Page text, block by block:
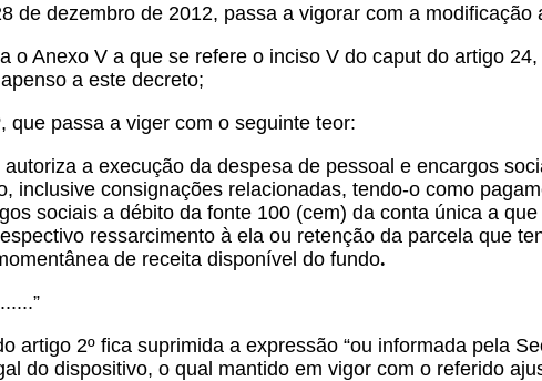
de dezembro de 2012, passa a vigorar com a modificação
o Anexo V a que se refere o inciso V do caput do artigo
a este decreto;
que passa a viger com o seguinte teor:
autoriza a execução da despesa de pessoal e encargos
inclusive consignações relacionadas, tendo-o como
sociais a débito da fonte 100 (cem) da conta única a
ressarcimento à ela ou retenção da parcela que
de receita disponível do fundo.
artigo 2º fica suprimida a expressão “ou informada pela
do dispositivo, o qual mantido em vigor com o referido